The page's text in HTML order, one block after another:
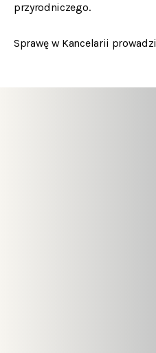
przyrodniczego.
Sprawę w Kancelarii prowadzi